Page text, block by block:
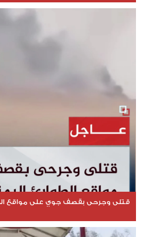
قتلى وجرحى بقصف جوي على مواقع